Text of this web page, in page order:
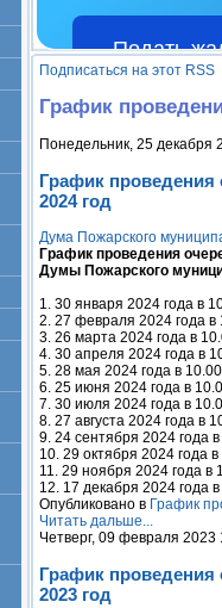
Подать
Подписаться на этот RSS
График
Понедельник, 25 декабря
График проведения
2024 год
Дума Пожарского
График проведения
Думы Пожарского
1. 30 января 2024 года в
2. 27 февраля 2024 года в
3. 26 марта 2024 года в
4. 30 апреля 2024 года в
5. 28 мая 2024 года в 10.00
6. 25 июня 2024 года в
7. 30 июля 2024 года в
8. 27 августа 2024 года в
9. 24 сентября 2024 года
10. 29 октября 2024 года
11. 29 ноября 2024 года в
12. 17 декабря 2024 года
Опубликовано в График
Читать дальше...
Четверг, 09 февраля 2023
График проведения
2023 год